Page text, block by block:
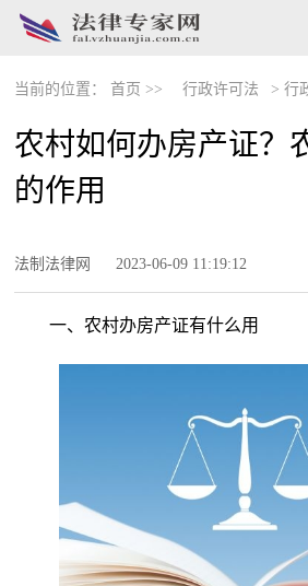
当前的位置： 首页 >> 行政许可法 >行
农村如何办房产证？
的作用
法制法律网 2023-06-09 11:19:12
一、农村办房产证有什么用